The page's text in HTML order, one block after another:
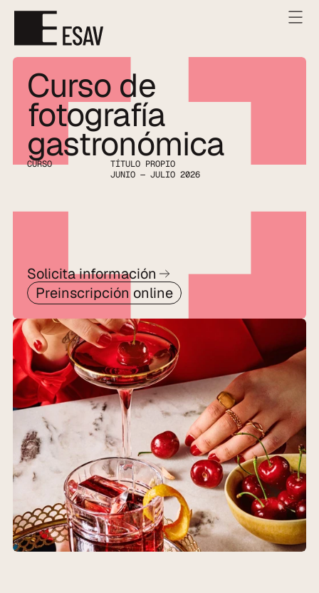
Curso de
fotografía
gastronómica
CURSO
TÍTULO PROPIO
JUNIO — JULIO 2026
Preinscripción online
Solicita información